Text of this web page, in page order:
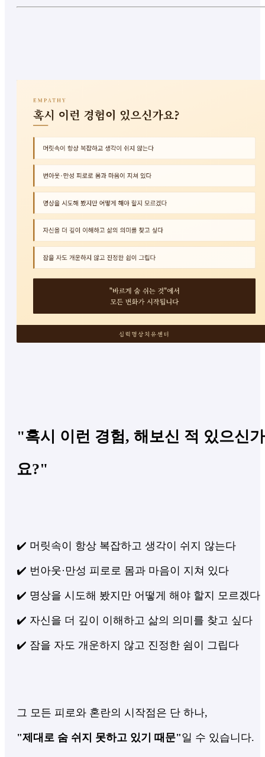
"혹시 이런 경험, 해보신 적 있으신가
요?"
✔️ 머릿속이 항상 복잡하고 생각이 쉬지 않는다
✔️ 번아웃·만성 피로로 몸과 마음이 지쳐 있다
✔️ 명상을 시도해 봤지만 어떻게 해야 할지 모르겠다
✔️ 자신을 더 깊이 이해하고 삶의 의미를 찾고 싶다
✔️ 잠을 자도 개운하지 않고 진정한 쉼이 그립다
그 모든 피로와 혼란의 시작점은 단 하나,
"제대로 숨 쉬지 못하고 있기 때문"일 수 있습니다.